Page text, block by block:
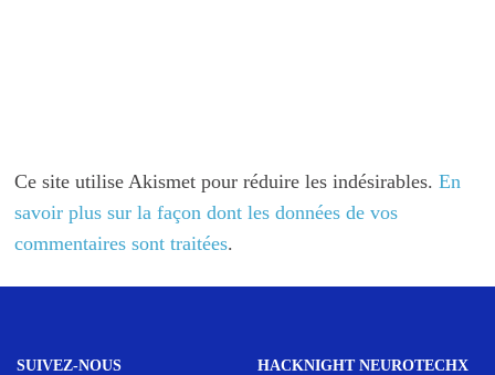
Ce site utilise Akismet pour réduire les indésirables.En
savoir plus sur la façon dont les données de vos
commentaires sont traitées.
SUIVEZ-NOUS
HACKNIGHT NEUROTECHX